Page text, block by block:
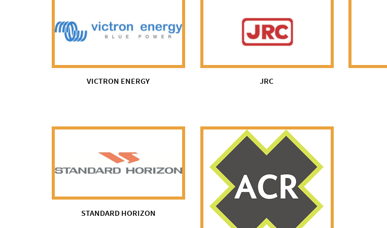
VICTRON ENERGY JRC
STANDARD HORIZON